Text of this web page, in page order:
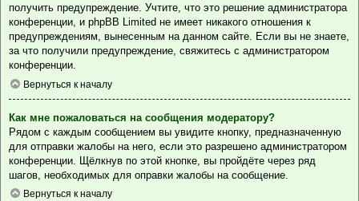
получить предупреждение. Учтите, что это решение администратора
конференции, и phpBB Limited не имеет никакого отношения к
предупреждениям, вынесенным на данном сайте. Если вы не знаете,
за что получили предупреждение, свяжитесь с администратором
конференции.
Вернуться к началу
Как мне пожаловаться на сообщения модератору?
Рядом с каждым сообщением вы увидите кнопку, предназначенную
для отправки жалобы на него, если это разрешено администратором
конференции. Щёлкнув по этой кнопке, вы пройдёте через ряд
шагов, необходимых для оправки жалобы на сообщение.
Вернуться к началу